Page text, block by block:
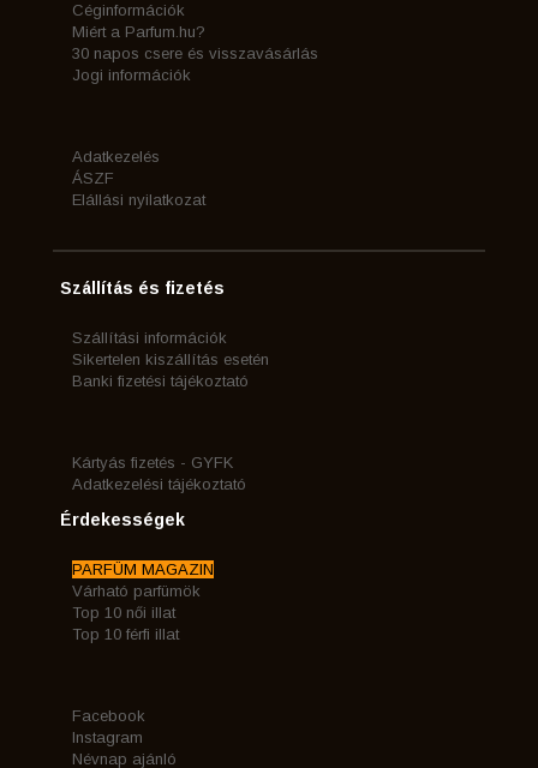
Céginformációk
Miért a Parfum.hu?
30 napos csere és visszavásárlás
Jogi információk
Adatkezelés
ÁSZF
Elállási nyilatkozat
Szállítás és fizetés
Szállítási információk
Sikertelen kiszállítás esetén
Banki fizetési tájékoztató
Kártyás fizetés - GYFK
Adatkezelési tájékoztató
Érdekességek
PARFÜM MAGAZIN
Várható parfümök
Top 10 női illat
Top 10 férfi illat
Facebook
Instagram
Névnap ajánló